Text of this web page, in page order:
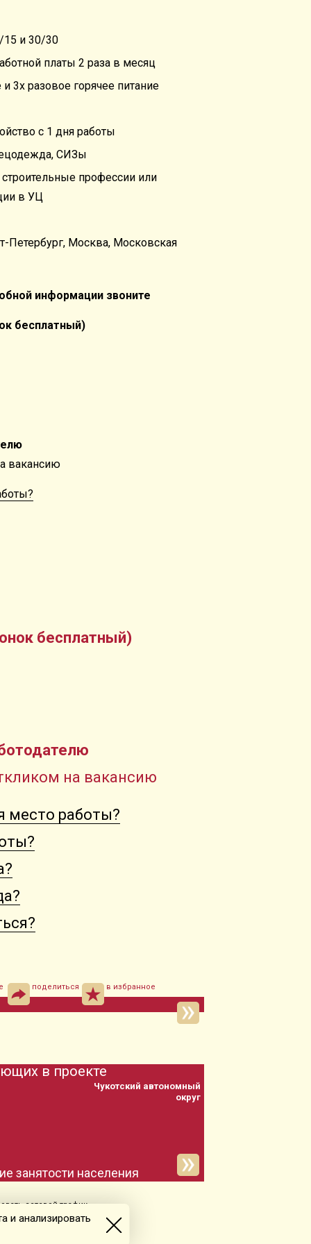
15 и 30/30
платы 2 раза в месяц
3х разовое горячее питание
с 1 дня работы
СИЗы
профессии или
в УЦ
Петербург, Москва, Московская
информации звоните
бесплатный)
вакансию
бесплатный)
на вакансию
место работы?
поделиться в избранное
Чукотский автономный
округ
занятости населения
в проекте
сетевой трафик.
и анализировать